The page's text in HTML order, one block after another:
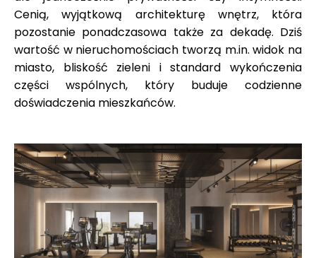
Cenią, wyjątkową architekturę wnętrz, która
pozostanie ponadczasowa także za dekadę. Dziś
wartość w nieruchomościach tworzą m.in. widok na
miasto, bliskość zieleni i standard wykończenia
części wspólnych, który buduje codzienne
doświadczenia mieszkańców.